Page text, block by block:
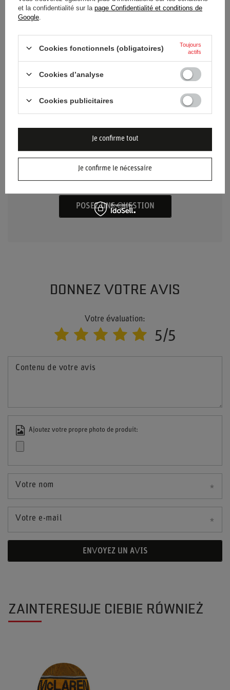
Genre
Matériel Polyester
BESOIN D'AIDE ? AVEZ-VOUS DES
QUESTIONS ?
rapidement. Les questions et les réponses les plus
POSEZ UNE QUESTION
DONNEZ VOTRE AVIS
Votre évaluation:
5/5
Contenu de votre avis
Ajoutez votre propre photo de produit:
Votre nom
Votre e-mail
ENVOYEZ UN AVIS
ZAINTERESUJE CIEBIE RÓWNIEŻ
et la confidentialité sur la page Confidentialité et conditions de
Google
Cookies fonctionnels (obligatoires)
Toujours
actifs
Cookies d’analyse
Cookies publicitaires
Je confirme le nécessaire
Je confirme tout